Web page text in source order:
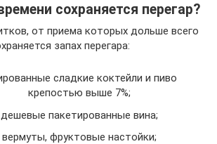
сохраняется перегар?
от приема которых дольше всего
запах перегара:
сладкие коктейли и пиво
крепостью выше 7%;
дешевые пакетированные вина;
вермуты, фруктовые настойки;